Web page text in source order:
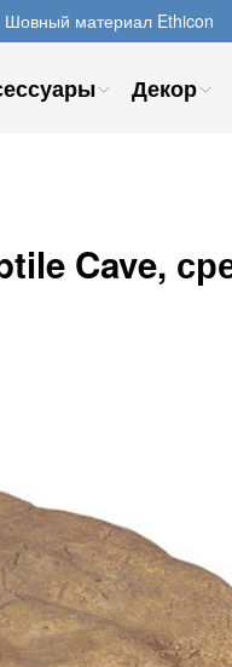
Шовный материал Ethicon
Декор
Cave,